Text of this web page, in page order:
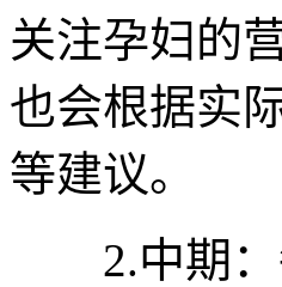
关注孕妇的
也会根据实
等建议。
2.中期：